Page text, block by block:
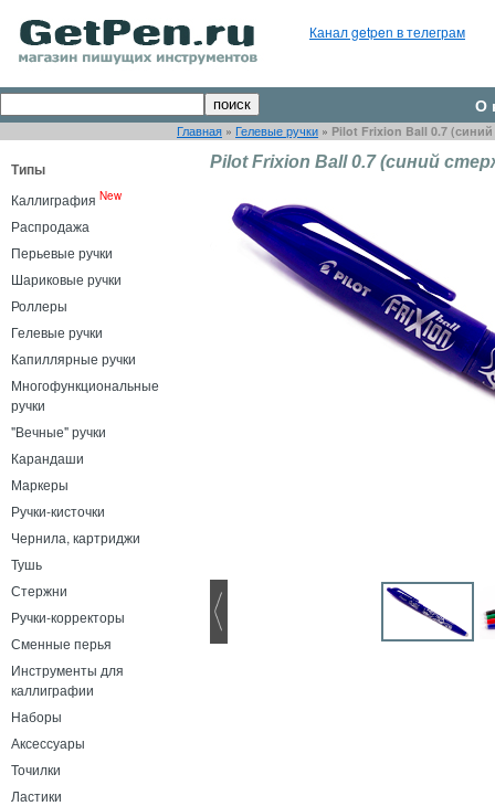
Канал getpen в телеграм
О
Главная » Гелевые ручки » Pilot Frixion Ball 0.7
Типы
Каллиграфия New
Распродажа
Перьевые ручки
Шариковые ручки
Роллеры
Гелевые ручки
Капиллярные ручки
Многофункциональные
ручки
"Вечные" ручки
Карандаши
Маркеры
Ручки-кисточки
Чернила, картриджи
Тушь
Стержни
Ручки-корректоры
Сменные перья
Инструменты для
каллиграфии
Наборы
Аксессуары
Точилки
Ластики
Pilot Frixion Ball 0.7 (синий